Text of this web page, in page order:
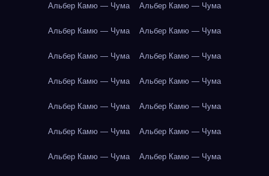
Альбер Камю — Чума Альбер Камю — Чума
Альбер Камю — Чума Альбер Камю — Чума
Альбер Камю — Чума Альбер Камю — Чума
Альбер Камю — Чума Альбер Камю — Чума
Альбер Камю — Чума Альбер Камю — Чума
Альбер Камю — Чума Альбер Камю — Чума
Альбер Камю — Чума Альбер Камю — Чума